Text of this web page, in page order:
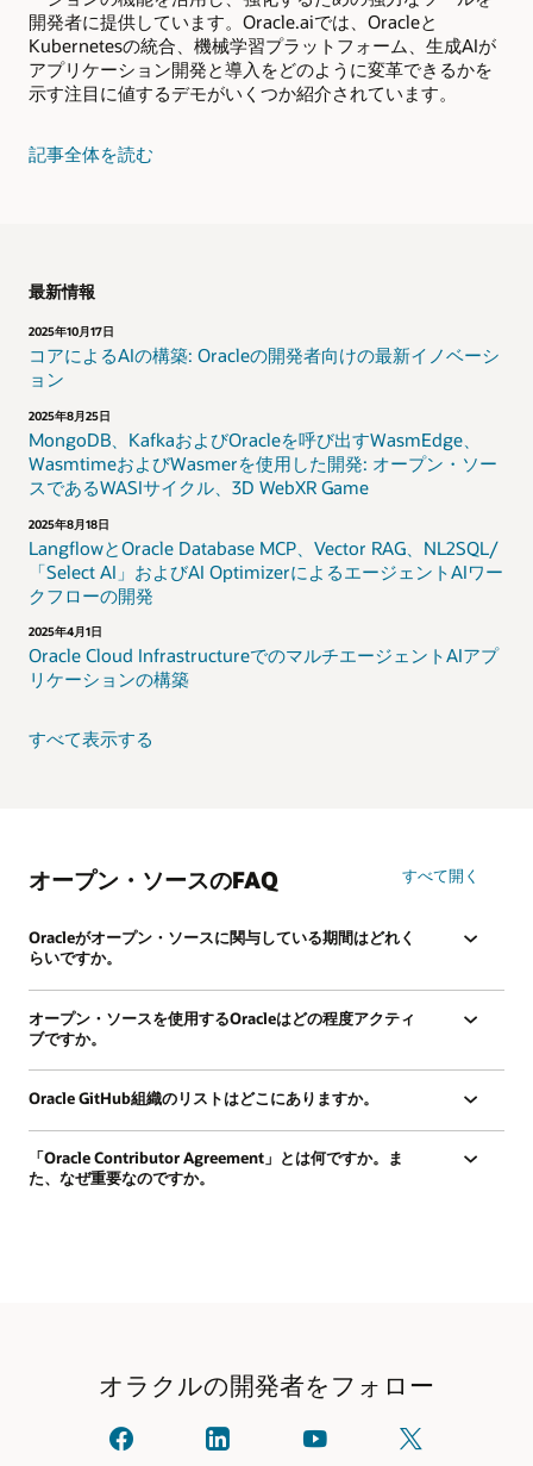
開発者に提供しています。Oracle.aiでは、Oracleと
Kubernetesの統合、機械学習プラットフォーム、生成AIが
アプリケーション開発と導入をどのように変革できるかを
示す注目に値するデモがいくつか紹介されています。
記事全体を読む
最新情報
2025年10月17日
コアによるAIの構築: Oracleの開発者向けの最新イノベーシ
ョン
2025年8月25日
MongoDB、KafkaおよびOracleを呼び出すWasmEdge、
WasmtimeおよびWasmerを使用した開発: オープン・ソー
スであるWASIサイクル、3D WebXR Game
2025年8月18日
LangflowとOracle Database MCP、Vector RAG、NL2SQL/
「Select AI」およびAI OptimizerによるエージェントAIワー
クフローの開発
2025年4月1日
Oracle Cloud InfrastructureでのマルチエージェントAIアプ
リケーションの構築
すべて表示する
オープン・ソースのFAQ すべて開く
Oracleがオープン・ソースに関与している期間はどれく
らいですか。
オープン・ソースを使用するOracleはどの程度アクティ
ブですか。
Oracle GitHub組織のリストはどこにありますか。
「Oracle Contributor Agreement」とは何ですか。ま
た、なぜ重要なのですか。
オラクルの開発者をフォロー
オ linkedIn YouTube X